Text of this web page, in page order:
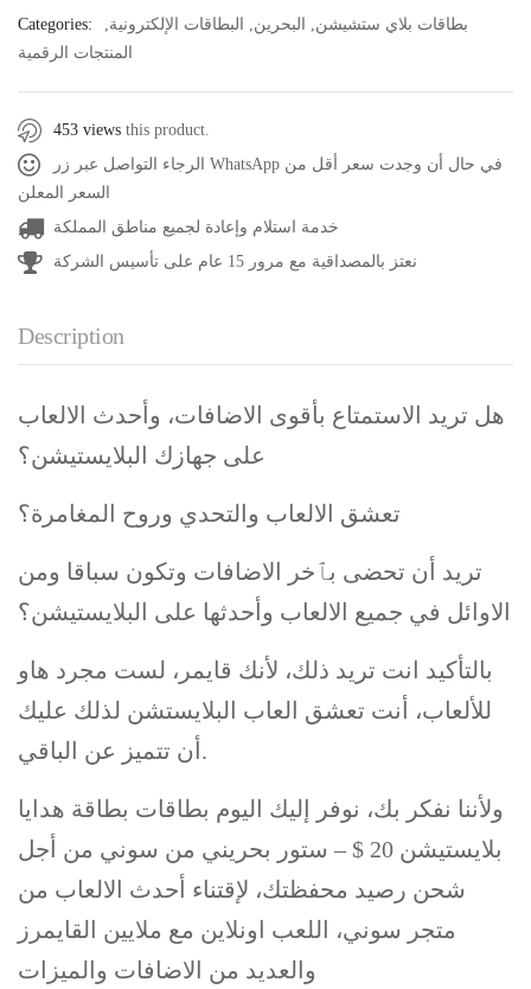
Categories: بطاقات بلاي ستشيشن, البحرين, البطاقات الإلكترونية,
المنتجات الرقمية
453 views this product.
الرجاء التواصل عبر زر WhatsApp في حال أن وجدت سعر أقل من
السعر المعلن
خدمة استلام وإعادة لجميع مناطق المملكة
نعتز بالمصداقية مع مرور 15 عام على تأسيس الشركة
Description
هل تريد الاستمتاع بأقوى الاضافات، وأحدث الالعاب
على جهازك البلايستيشن؟
تعشق الالعاب والتحدي وروح المغامرة؟
تريد أن تحضى بٱخر الاضافات وتكون سباقا ومن
الاوائل في جميع الالعاب وأحدثها على البلايستيشن؟
بالتأكيد انت تريد ذلك، لأنك قايمر، لست مجرد هاو
للألعاب، أنت تعشق العاب البلايستشن لذلك عليك
أن تتميز عن الباقي.
ولأننا نفكر بك، نوفر إليك اليوم بطاقات بطاقة هدايا
بلايستيشن 20 $ – ستور بحريني من سوني من أجل
شحن رصيد محفظتك، لإقتناء أحدث الالعاب من
متجر سوني، اللعب اونلاين مع ملايين القايمرز
والعديد من الاضافات والميزات